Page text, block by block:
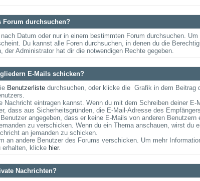
Forum durchsuchen?
Datum oder nur in einem bestimmten Forum durchsuchen.
Du kannst alle Foren durchsuchen, in denen du die
Administrator hat dir die notwendigen Rechte gegeben.
E-Mails schicken?
Benutzerlistedurchsuchen, oder klicke die Grafik in dem Beitrag
eintragen kannst. Wenn du mit dem Schreiben deiner
dass aus Sicherheitsgründen, die E-Mail-Adresse des
angegeben, dass er keine E-Mails von anderen Benutzern
zu verschicken. Wenn du ein Thema anschauen, wirst du
an jemanden zu schicken.
an andere Benutzer des Forums verschicken. Um mehr
erhalten, klicke hier.
Nachrichten?